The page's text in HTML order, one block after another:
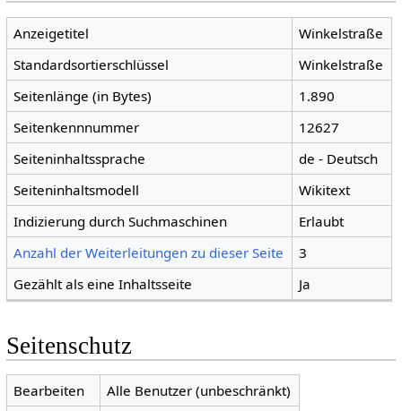
Anzeigetitel
Winkelstraße
Standardsortierschlüssel
Winkelstraße
Seitenlänge (in Bytes)
1.890
Seitenkennnummer
12627
Seiteninhaltssprache
de - Deutsch
Seiteninhaltsmodell
Wikitext
Indizierung durch Suchmaschinen
Erlaubt
Anzahl der Weiterleitungen zu dieser Seite
3
Gezählt als eine Inhaltsseite
Ja
Seitenschutz
Bearbeiten
Alle Benutzer (unbeschränkt)